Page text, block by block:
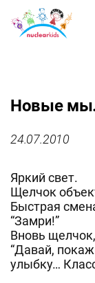
Новые
24.07.2010
Яркий свет.
Щелчок
Быстрая
“Замри!”
Вновь
“Давай,
улыбку…